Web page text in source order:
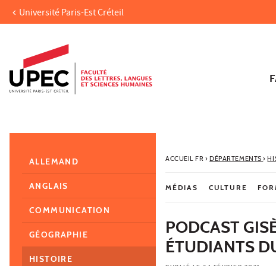
Aller au contenu
Accès directs
Recherche
Navigation secondaire
Université Paris-Est Créteil
ACCUEIL FR› DÉPARTEMENTS›
MÉDIAS CULTURE
PODCAST
ÉTUDIANTS
ALLEMAND
ANGLAIS
COMMUNICATION
GÉOGRAPHIE
HISTOIRE